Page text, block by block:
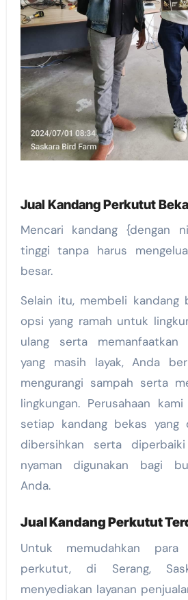
Jual Kandang Perkutut
Mencari kandang {dengan
tinggi tanpa harus
besar.
Selain itu, membeli kandang
opsi yang ramah untuk
ulang serta memanfaatkan
yang masih layak, Anda
mengurangi sampah serta
lingkungan. Perusahaan
setiap kandang bekas yang
dibersihkan serta
nyaman digunakan bagi
Anda.
Jual Kandang Perkutut
Untuk memudahkan
perkutut, di Serang,
menyediakan layanan